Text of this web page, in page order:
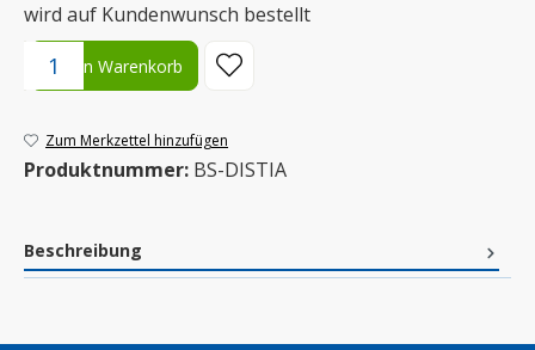
wird auf Kundenwunsch bestellt
Produkt Anzahl: Gib den gewünschten Wert ein oder benutze
In den Warenkorb
Zum Merkzettel hinzufügen
Produktnummer: BS-DISTIA
Beschreibung